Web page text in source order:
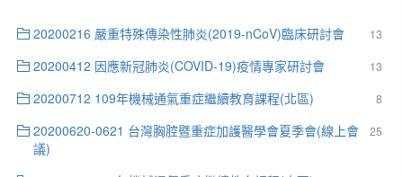
13
20200216 嚴重特殊傳染性肺炎(2019-nCoV)臨床研討會
13
20200412 因應新冠肺炎(COVID-19)疫情專家研討會
8
20200712 109年機械通氣重症繼續教育課程(北區)
25
20200620-0621 台灣胸腔暨重症加護醫學會夏季會(線上會
議)